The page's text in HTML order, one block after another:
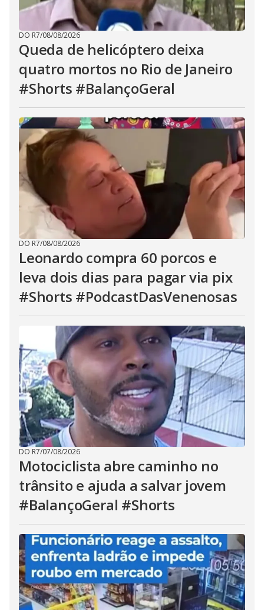
DO R7/08/08/2026
Queda de helicóptero deixa
quatro mortos no Rio de Janeiro
#Shorts #BalançoGeral
DO R7/08/08/2026
Leonardo compra 60 porcos e
leva dois dias para pagar via pix
#Shorts #PodcastDasVenenosas
DO R7/07/08/2026
Motociclista abre caminho no
trânsito e ajuda a salvar jovem
#BalançoGeral #Shorts